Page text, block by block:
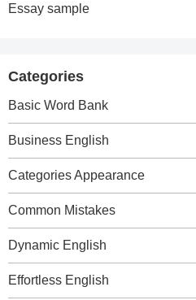
Essay sample
Categories
Basic Word Bank
Business English
Categories Appearance
Common Mistakes
Dynamic English
Effortless English